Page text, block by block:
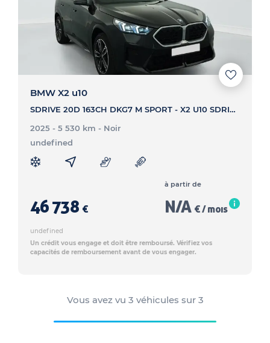
BMW X2 u10
SDRIVE 20D 163CH DKG7 M SPORT - X2 U10 SDRIVE 20D 163CH DKG7 M SPORT
2025 - 5 530 km - Noir
undefined
46 738 €
à partir de
N/A € / mois
undefined
Un crédit vous engage et doit être remboursé. Vérifiez vos
capacités de remboursement avant de vous engager.
Vous avez vu 3 véhicules sur 3